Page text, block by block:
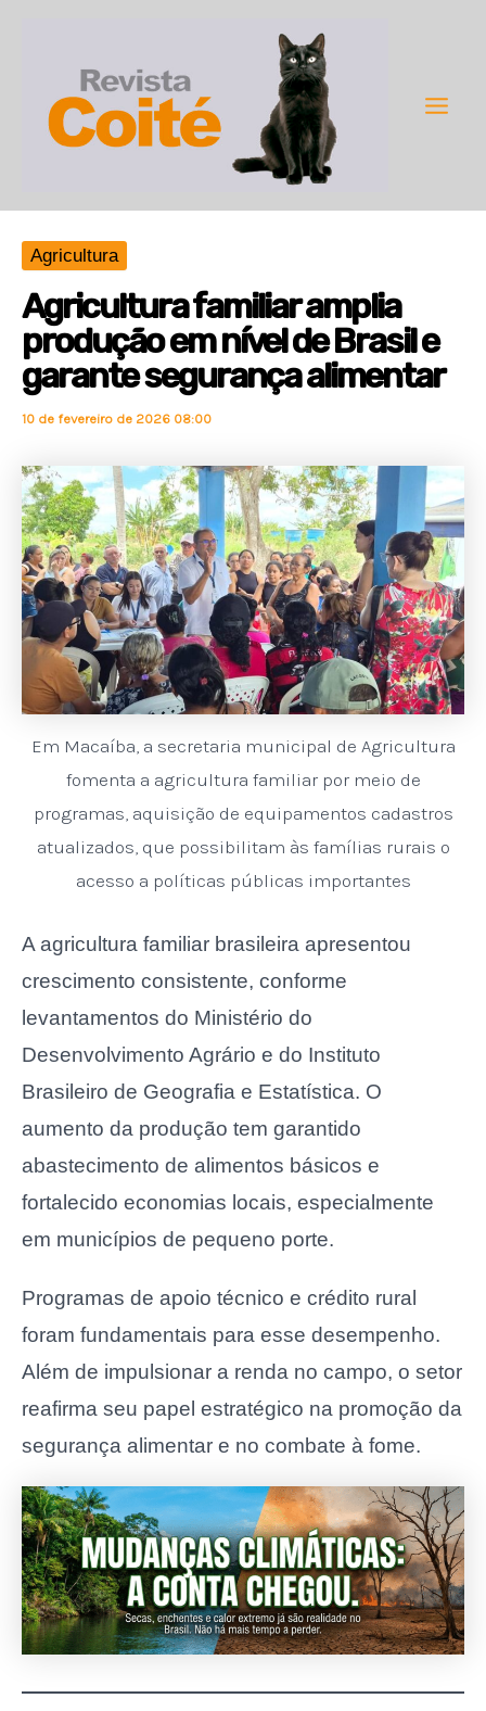
conteúdo
Agricultura
Agricultura familiar amplia
produção em nível de Brasil e
garante segurança alimentar
10 de fevereiro de 2026 08:00
Em Macaíba, a secretaria municipal de Agricultura
fomenta a agricultura familiar por meio de
programas, aquisição de equipamentos cadastros
atualizados, que possibilitam às famílias rurais o
acesso a políticas públicas importantes
A agricultura familiar brasileira apresentou
crescimento consistente, conforme
levantamentos do Ministério do
Desenvolvimento Agrário e do Instituto
Brasileiro de Geografia e Estatística. O
aumento da produção tem garantido
abastecimento de alimentos básicos e
fortalecido economias locais, especialmente
em municípios de pequeno porte.
Programas de apoio técnico e crédito rural
foram fundamentais para esse desempenho.
Além de impulsionar a renda no campo, o setor
reafirma seu papel estratégico na promoção da
segurança alimentar e no combate à fome.